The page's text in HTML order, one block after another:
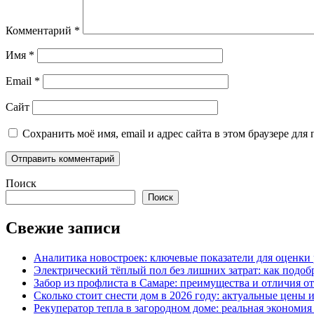
Комментарий *
Имя *
Email *
Сайт
Сохранить моё имя, email и адрес сайта в этом браузере
Поиск
Поиск
Свежие записи
Аналитика новостроек: ключевые показатели для
Электрический тёплый пол без лишних затрат: как
Забор из профлиста в Самаре: преимущества и отличия
Сколько стоит снести дом в 2026 году: актуальные цены
Рекуператор тепла в загородном доме: реальная